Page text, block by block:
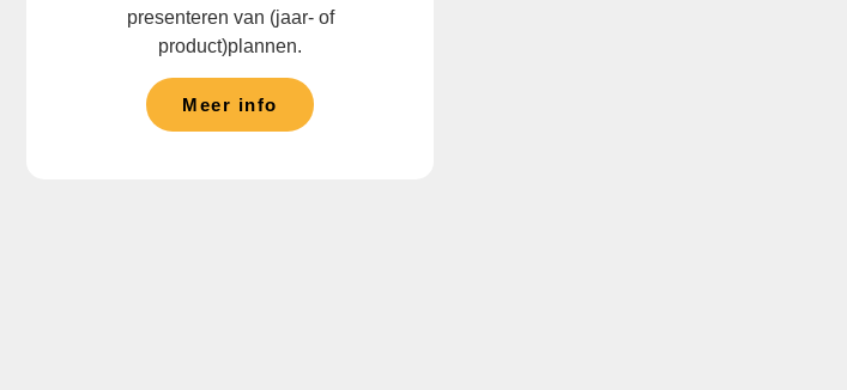
presenteren van (jaar- of
product)plannen.
Meer info